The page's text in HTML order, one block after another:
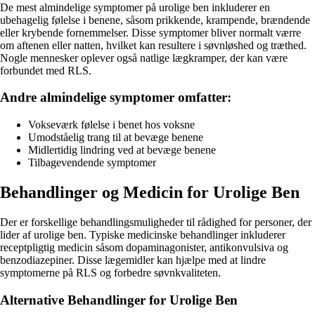
De mest almindelige symptomer på urolige ben inkluderer en
ubehagelig følelse i benene, såsom prikkende, krampende, brændende
eller krybende fornemmelser. Disse symptomer bliver normalt værre
om aftenen eller natten, hvilket kan resultere i søvnløshed og træthed.
Nogle mennesker oplever også natlige lægkramper, der kan være
forbundet med RLS.
Andre almindelige symptomer omfatter:
Vokseværk følelse i benet hos voksne
Umodståelig trang til at bevæge benene
Midlertidig lindring ved at bevæge benene
Tilbagevendende symptomer
Behandlinger og Medicin for Urolige Ben
Der er forskellige behandlingsmuligheder til rådighed for personer, der
lider af urolige ben. Typiske medicinske behandlinger inkluderer
receptpligtig medicin såsom dopaminagonister, antikonvulsiva og
benzodiazepiner. Disse lægemidler kan hjælpe med at lindre
symptomerne på RLS og forbedre søvnkvaliteten.
Alternative Behandlinger for Urolige Ben